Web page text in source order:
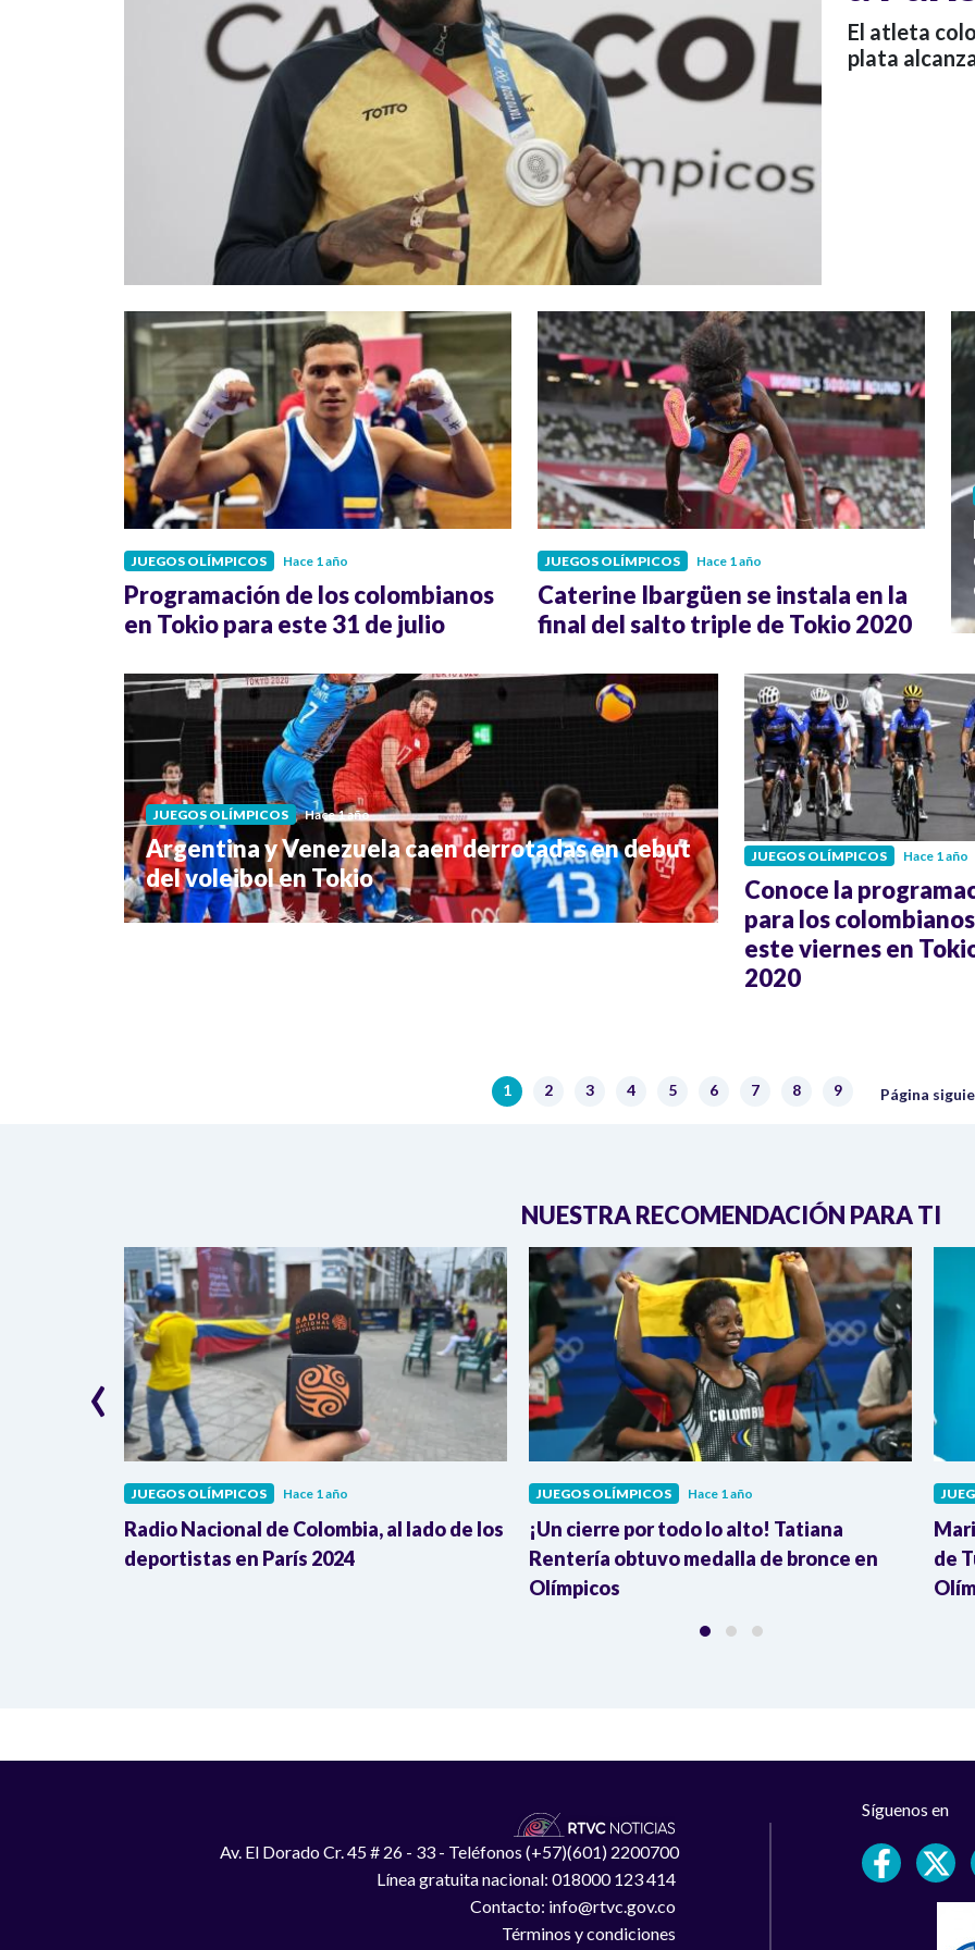
El atleta
plata
JUEGOS OLÍMPICOS Hace 1 año
Programación de los colombianos
en Tokio para este 31 de julio
JUEGOS OLÍMPICOS Hace 1 año
Caterine Ibargüen se instala en la
final del salto triple de Tokio 2020
JUEGOS OLÍMPICOS Hace 1 año
Argentina y Venezuela caen derrotadas en debut
del voleibol en Tokio
JUEGOS OLÍMPICOS Hace 1 año
Conoce la
para los colombianos
este viernes en
2020
Página actual
1 Página
2 Página
3 Página
4 Página
5 Página
6 Página
7 Página
8 Página
9 Siguiente
Página
NUESTRA RECOMENDACIÓN PARA TI
JUEGOS OLÍMPICOS Hace 1 año
Radio Nacional de Colombia, al lado de los
deportistas en París 2024
JUEGOS OLÍMPICOS Hace 1 año
¡Un cierre por todo lo alto! Tatiana
Rentería obtuvo medalla de bronce en
Olímpicos
de
‹
Av. El Dorado Cr. 45 # 26 - 33 - Teléfonos (+57)(601) 2200700
Línea gratuita nacional: 018000 123 414
Contacto: info@rtvc.gov.co
Términos y condiciones
Síguenos en